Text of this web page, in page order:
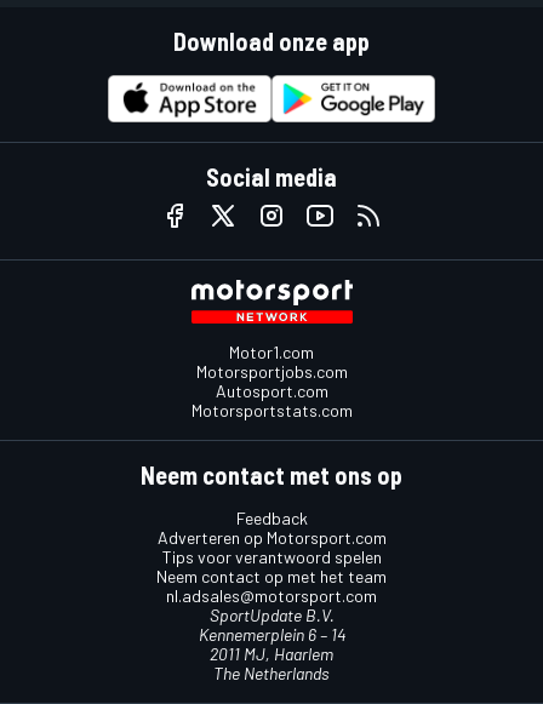
Download onze app
Social media
Motor1.com
Motorsportjobs.com
Autosport.com
Motorsportstats.com
Neem contact met ons op
Feedback
Adverteren op Motorsport.com
Tips voor verantwoord spelen
Neem contact op met het team
nl.adsales@motorsport.com
SportUpdate B.V.
Kennemerplein 6 – 14
2011 MJ, Haarlem
The Netherlands